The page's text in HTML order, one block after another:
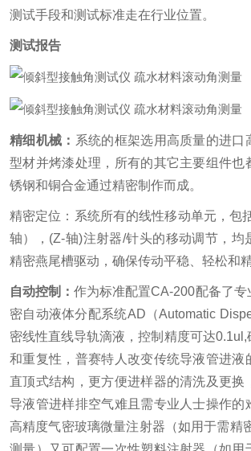
测试手段和测试标准走在行业位置。
测试报告
精细机械： 系统的框架选用高质量的进口
型材并烤漆处理，所有的其它主要组件也
锈钢和铜合金通过精密制作而成。
精密定位：系统所有的线性移动单元，包
轴），(Z-轴)注射器/针头的移动调节，均
精密燕尾槽驱动，确保传动平稳、轻松和精
自动控制：作为标准配置CA-200配备了
密自动液体分配系统AD（Automatic
密线性直线导轨滴液，控制精度可达0.1ul,
和重复性，普赛特人改变传统导液管进液
直顶式结构，更方便进样器的清洗及更换
导液管进样排空气难且需专业人士操作的
高精度气密玻璃微量注射器（如用于需精